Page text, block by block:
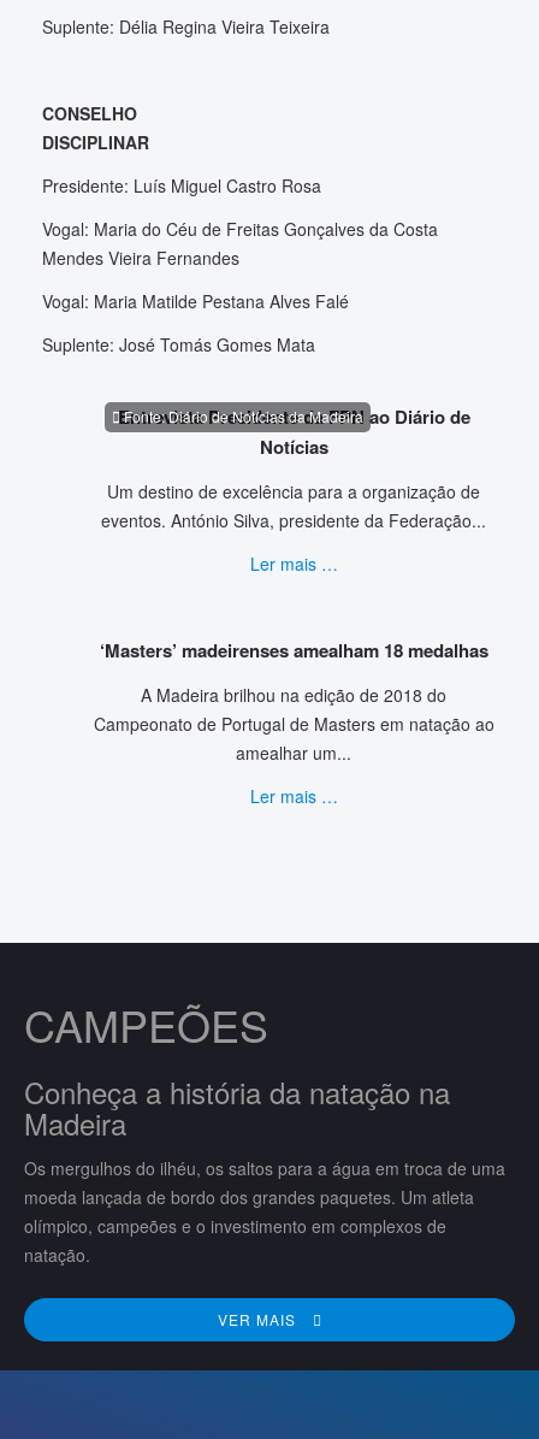
Suplente: Délia Regina Vieira Teixeira
CONSELHO
DISCIPLINAR
Presidente: Luís Miguel Castro Rosa
Vogal: Maria do Céu de Freitas Gonçalves da Costa
Mendes Vieira Fernandes
Vogal: Maria Matilde Pestana Alves Falé
Suplente: José Tomás Gomes Mata
Fonte: Diário de Notícias da Madeira
Entrevista Presidente da FPN ao Diário de
Notícias
Um destino de excelência para a organização de
eventos. António Silva, presidente da Federação...
Ler mais …
‘Masters’ madeirenses amealham 18 medalhas
A Madeira brilhou na edição de 2018 do
Campeonato de Portugal de Masters em natação ao
amealhar um...
Ler mais …
CAMPEÕES
Conheça a história da natação na
Madeira
Os mergulhos do ilhéu, os saltos para a água em troca de uma
moeda lançada de bordo dos grandes paquetes. Um atleta
olímpico, campeões e o investimento em complexos de
natação.
VER MAIS